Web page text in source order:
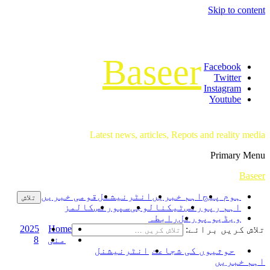
Skip to content
Facebook
Twitter
Instagram
Youtube
Baseer
Latest news, articles, Repots and reality media
Primary Menu
Baseer
ہوم پیج اہم خبریں انٹرنیشنل قومی خبریں
اہم رپورٹسٹیکنالوجیسپورٹسکالمز
ویڈیو پورٹل رابطہ
تلاش کریں برائے:
Home
2025
مئی
8
حوثیوں کی شجاعت انٹرنیشنل
اہم خبریں